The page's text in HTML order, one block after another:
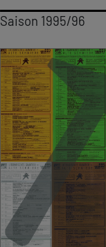
Saison 1995/96